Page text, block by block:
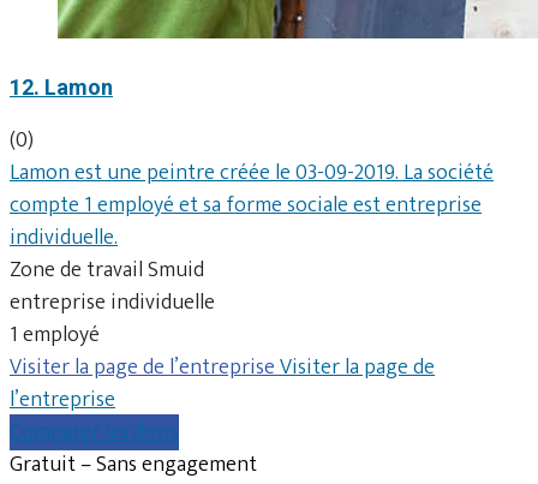
12. Lamon
(0)
Lamon est une peintre créée le 03-09-2019. La société
compte 1 employé et sa forme sociale est entreprise
individuelle.
Zone de travail Smuid
entreprise individuelle
1 employé
Visiter la page de l’entrepriseVisiter la page de
l’entreprise
Comparer les devis
Gratuit – Sans engagement